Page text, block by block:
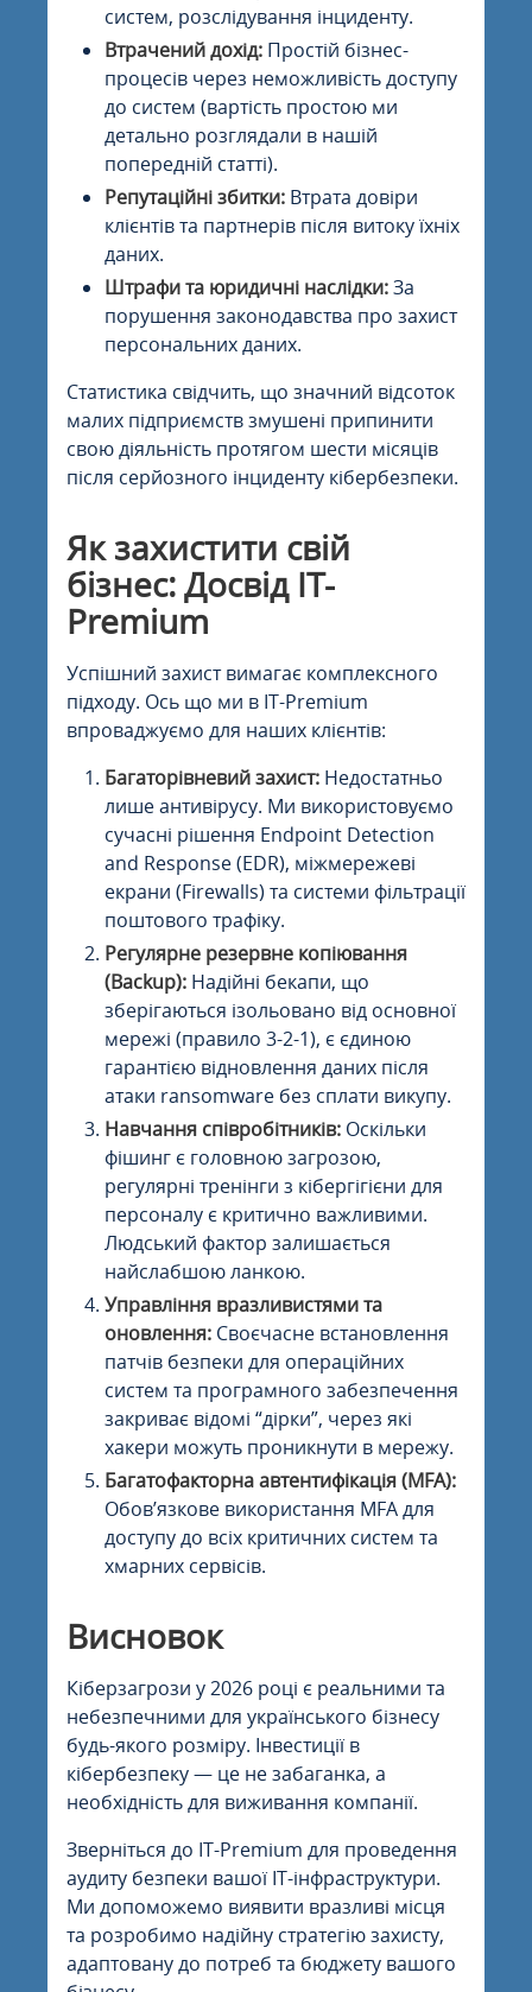
систем, розслідування інциденту.
Втрачений дохід: Простій бізнес-
процесів через неможливість доступу
до систем (вартість простою ми
детально розглядали в нашій
попередній статті).
Репутаційні збитки: Втрата довіри
клієнтів та партнерів після витоку їхніх
даних.
Штрафи та юридичні наслідки:За
порушення законодавства про захист
персональних даних.
Статистика свідчить, що значний відсоток
малих підприємств змушені припинити
свою діяльність протягом шести місяців
після серйозного інциденту кібербезпеки.
Як захистити свій
бізнес: Досвід IT-
Premium
Успішний захист вимагає комплексного
підходу. Ось що ми в IT-Premium
впроваджуємо для наших клієнтів:
Багаторівневий захист: Недостатньо
лише антивірусу. Ми використовуємо
сучасні рішення Endpoint Detection
and Response (EDR), міжмережеві
екрани (Firewalls) та системи фільтрації
поштового трафіку.
Регулярне резервне копіювання
(Backup): Надійні бекапи, що
зберігаються ізольовано від основної
мережі (правило 3-2-1), є єдиною
гарантією відновлення даних після
атаки ransomware без сплати викупу.
Навчання співробітників: Оскільки
фішинг є головною загрозою,
регулярні тренінги з кібергігієни для
персоналу є критично важливими.
Людський фактор залишається
найслабшою ланкою.
Управління вразливистями та
оновлення: Своєчасне встановлення
патчів безпеки для операційних
систем та програмного забезпечення
закриває відомі “дірки”, через які
хакери можуть проникнути в мережу.
Багатофакторна автентифікація (MFA):
Обов’язкове використання MFA для
доступу до всіх критичних систем та
хмарних сервісів.
Висновок
Кіберзагрози у 2026 році є реальними та
небезпечними для українського бізнесу
будь-якого розміру. Інвестиції в
кібербезпеку — це не забаганка, а
необхідність для виживання компанії.
Зверніться до IT-Premium для проведення
аудиту безпеки вашої IT-інфраструктури.
Ми допоможемо виявити вразливі місця
та розробимо надійну стратегію захисту,
адаптовану до потреб та бюджету вашого